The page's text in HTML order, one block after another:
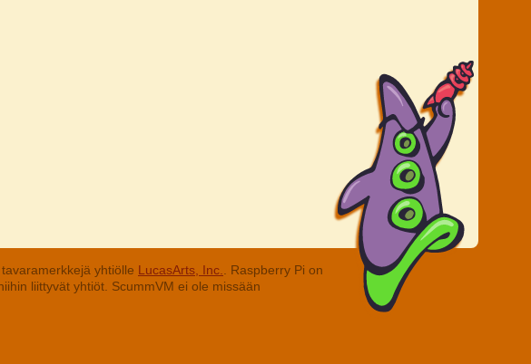
yhtiölle LucasArts, Inc.
. Raspberry Pi on
liittyvät yhtiöt. ScummVM ei ole missään